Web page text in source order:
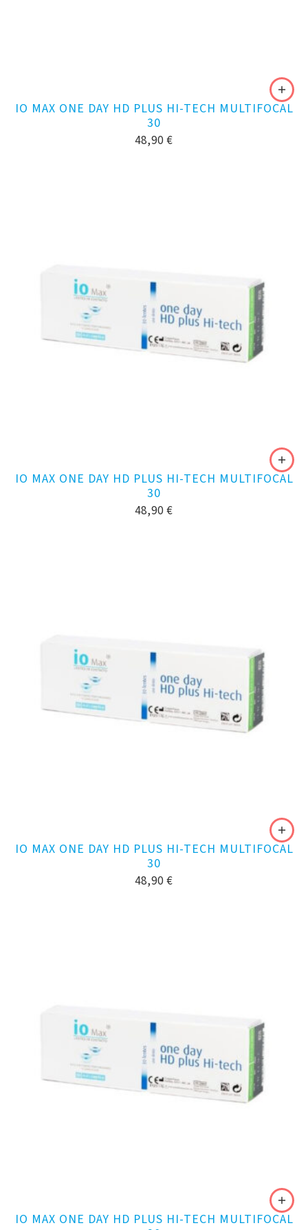
IO MAX ONE DAY HD PLUS HI-TECH MULTIFOCAL
30
48,90 €
IO MAX ONE DAY HD PLUS HI-TECH MULTIFOCAL
30
48,90 €
IO MAX ONE DAY HD PLUS HI-TECH MULTIFOCAL
30
48,90 €
IO MAX ONE DAY HD PLUS HI-TECH MULTIFOCAL